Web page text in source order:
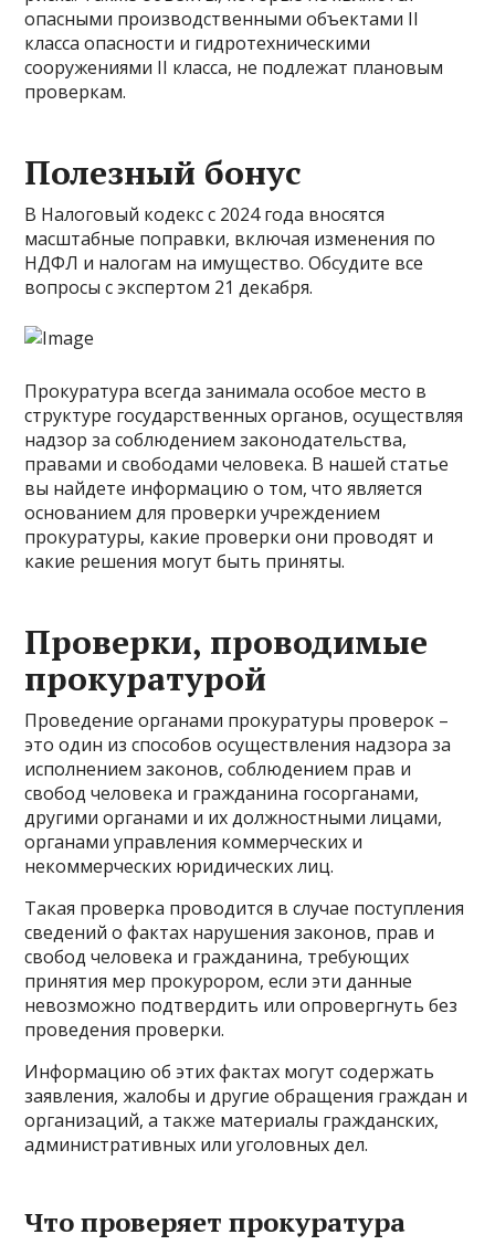
опасными производственными объектами II
класса опасности и гидротехническими
сооружениями II класса, не подлежат плановым
проверкам.
Полезный бонус
В Налоговый кодекс с 2024 года вносятся
масштабные поправки, включая изменения по
НДФЛ и налогам на имущество. Обсудите все
вопросы с экспертом 21 декабря.
Прокуратура всегда занимала особое место в
структуре государственных органов, осуществляя
надзор за соблюдением законодательства,
правами и свободами человека. В нашей статье
вы найдете информацию о том, что является
основанием для проверки учреждением
прокуратуры, какие проверки они проводят и
какие решения могут быть приняты.
Проверки, проводимые
прокуратурой
Проведение органами прокуратуры проверок –
это один из способов осуществления надзора за
исполнением законов, соблюдением прав и
свобод человека и гражданина госорганами,
другими органами и их должностными лицами,
органами управления коммерческих и
некоммерческих юридических лиц.
Такая проверка проводится в случае поступления
сведений о фактах нарушения законов, прав и
свобод человека и гражданина, требующих
принятия мер прокурором, если эти данные
невозможно подтвердить или опровергнуть без
проведения проверки.
Информацию об этих фактах могут содержать
заявления, жалобы и другие обращения граждан и
организаций, а также материалы гражданских,
административных или уголовных дел.
Что проверяет прокуратура